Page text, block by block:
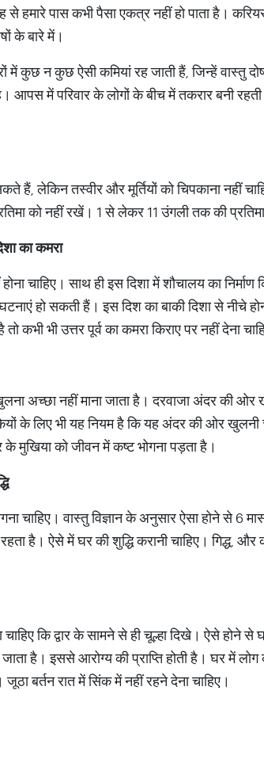
से हमारे पास कभी पैसा एकत्र नहीं हो पाता है।
के बारे में।
कुछ न कुछ ऐसी कमियां रह जाती हैं, जिन्‍हें वास्‍तु
आपस में परिवार के लोगों के बीच में तकरार बनी
हैं, लेकिन तस्वीर और मूर्तियों को चिपकाना नहीं
को नहीं रखें। 1 से लेकर 11 उंगली तक की
का कमरा
चाहिए। साथ ही इस दिशा में शौचालय का
हो सकती हैं। इस दिश का बाकी दिशा से नीचे
कभी भी उत्तर पूर्व का कमरा किराए पर नहीं देना
अच्छा नहीं माना जाता है। दरवाजा अंदर की
के लिए भी यह नियम है कि यह अंदर की ओर
मुखिया को जीवन में कष्ट भोगना पड़ता है।
चाहिए। वास्तु विज्ञान के अनुसार ऐसा होने से
है। ऐसे में घर की शुद्धि करानी चाहिए। गिद्ध,
चाहिए कि द्वार के सामने से ही चूल्हा दिखे। ऐसे
है। इससे आरोग्य की प्राप्ति होती है। घर में
बर्तन रात में सिंक में नहीं रहने देना चाहिए।